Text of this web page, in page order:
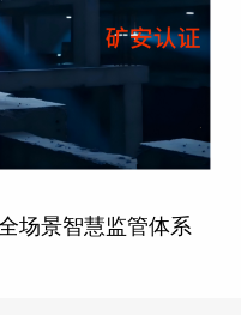
场景智慧监管体系